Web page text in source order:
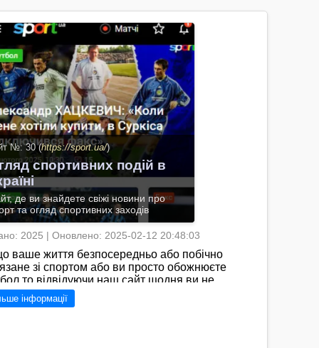
№: 30 (https://sport.ua/)
спортивних подій в
де ви знайдете свіжі новини про
та огляд спортивних заходів
2025 | Оновлено: 2025-02-12 20:48:03
ваше життя безпосередньо або побічно
зі спортом або ви просто обожнюєте
то відвідуючи наш сайт щодня ви не
жодної важливої новини спорту. Всі
матчі в чемпіонатах оновлюються щодня і
інформації